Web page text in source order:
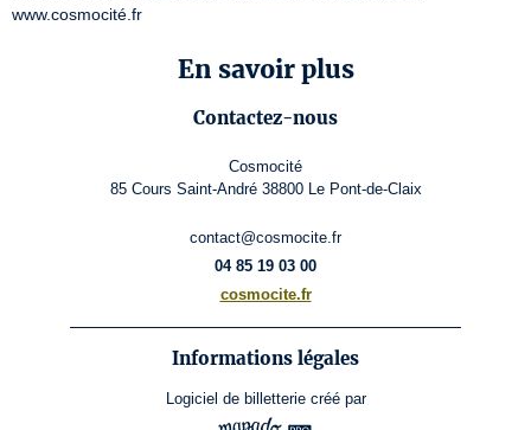
www.cosmocité.fr
En savoir plus
Contactez-nous
Cosmocité
85 Cours Saint-André 38800 Le Pont-de-Claix
contact@cosmocite.fr
04 85 19 03 00
cosmocite.fr
Informations légales
Logiciel de billetterie créé par